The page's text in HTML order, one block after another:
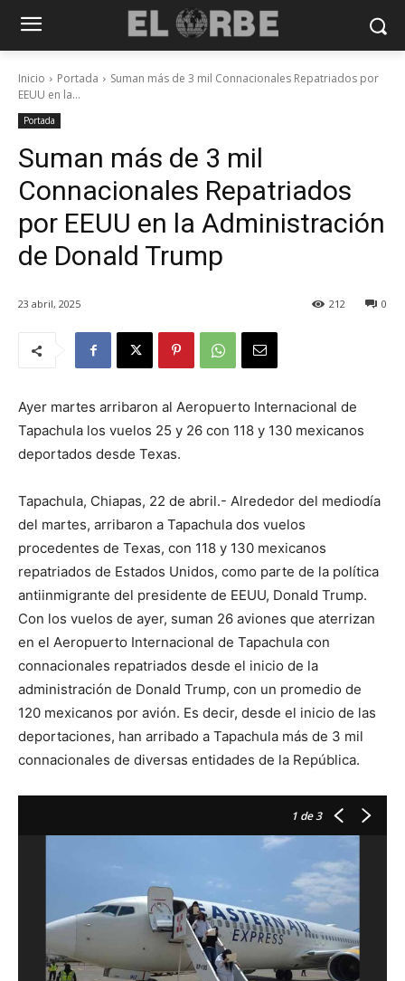
Inicio Portada
Suman más de 3 mil Connacionales Repatriados por
EEUU en la...
Portada
Suman más de 3 mil
Connacionales Repatriados
por EEUU en la Administración
de Donald Trump
23 abril, 2025 0
212
Ayer martes arribaron al Aeropuerto Internacional de
Tapachula los vuelos 25 y 26 con 118 y 130 mexicanos
deportados desde Texas.
Tapachula, Chiapas, 22 de abril.- Alrededor del mediodía
del martes, arribaron a Tapachula dos vuelos
procedentes de Texas, con 118 y 130 mexicanos
repatriados de Estados Unidos, como parte de la política
antiinmigrante del presidente de EEUU, Donald Trump.
Con los vuelos de ayer, suman 26 aviones que aterrizan
en el Aeropuerto Internacional de Tapachula con
connacionales repatriados desde el inicio de la
administración de Donald Trump, con un promedio de
120 mexicanos por avión. Es decir, desde el inicio de las
deportaciones, han arribado a Tapachula más de 3 mil
connacionales de diversas entidades de la República.
1 de 3